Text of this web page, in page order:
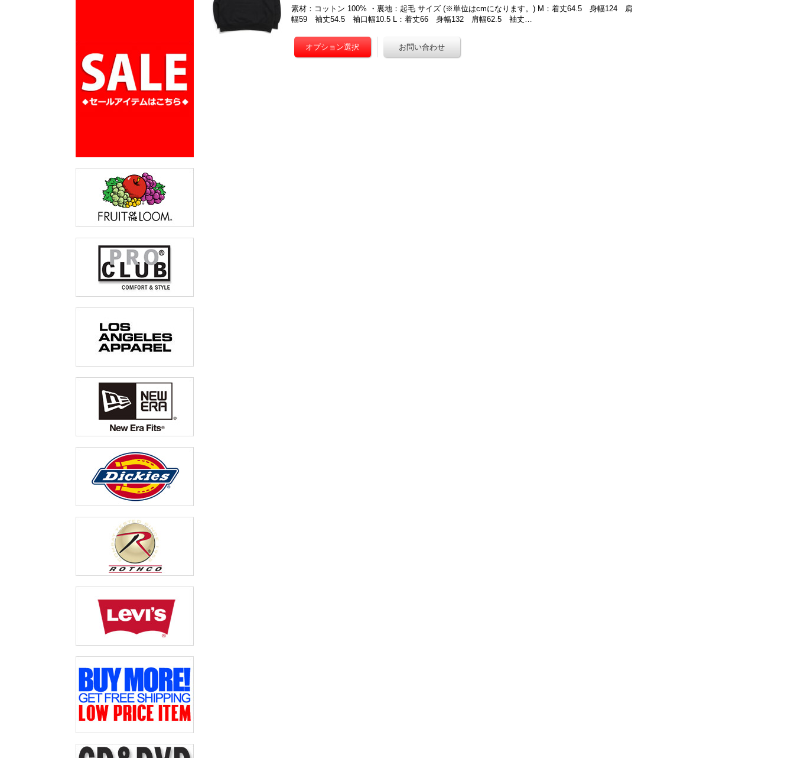
素材：コットン 100% ・裏地：起毛 サイズ (※単位はcmになります。) M：着丈64.5 身幅124 肩
幅59 袖丈54.5 袖口幅10.5 L：着丈66 身幅132 肩幅62.5 袖丈…